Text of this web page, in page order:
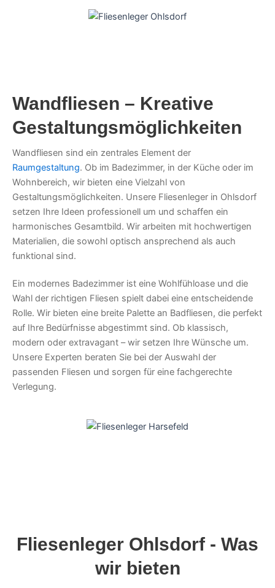
Wandfliesen – Kreative
Gestaltungsmöglichkeiten
Wandfliesen sind ein zentrales Element der
Raumgestaltung. Ob im Badezimmer, in der Küche oder im
Wohnbereich, wir bieten eine Vielzahl von
Gestaltungsmöglichkeiten. Unsere Fliesenleger in Ohlsdorf
setzen Ihre Ideen professionell um und schaffen ein
harmonisches Gesamtbild. Wir arbeiten mit hochwertigen
Materialien, die sowohl optisch ansprechend als auch
funktional sind.
Ein modernes Badezimmer ist eine Wohlfühloase und die
Wahl der richtigen Fliesen spielt dabei eine entscheidende
Rolle. Wir bieten eine breite Palette an Badfliesen, die perfekt
auf Ihre Bedürfnisse abgestimmt sind. Ob klassisch,
modern oder extravagant – wir setzen Ihre Wünsche um.
Unsere Experten beraten Sie bei der Auswahl der
passenden Fliesen und sorgen für eine fachgerechte
Verlegung.
Fliesenleger Ohlsdorf - Was
wir bieten